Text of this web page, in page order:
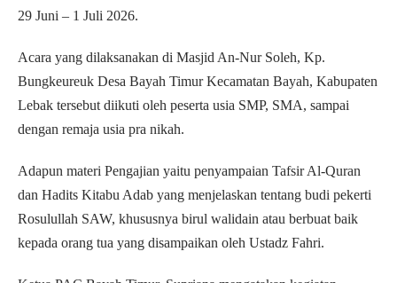
29 Juni – 1 Juli 2026.
Acara yang dilaksanakan di Masjid An-Nur Soleh, Kp.
Bungkeureuk Desa Bayah Timur Kecamatan Bayah, Kabupaten
Lebak tersebut diikuti oleh peserta usia SMP, SMA, sampai
dengan remaja usia pra nikah.
Adapun materi Pengajian yaitu penyampaian Tafsir Al-Quran
dan Hadits Kitabu Adab yang menjelaskan tentang budi pekerti
Rosulullah SAW, khususnya birul walidain atau berbuat baik
kepada orang tua yang disampaikan oleh Ustadz Fahri.